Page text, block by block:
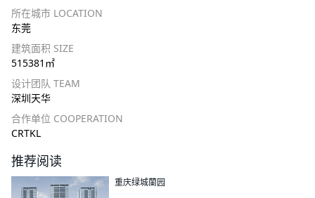
所在城市 LOCATION
东莞
建筑面积 SIZE
515381㎡
设计团队 TEAM
深圳天华
合作单位 COOPERATION
CRTKL
推荐阅读
重庆绿城蘭园